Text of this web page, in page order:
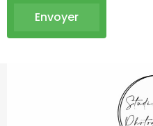
Envoyer